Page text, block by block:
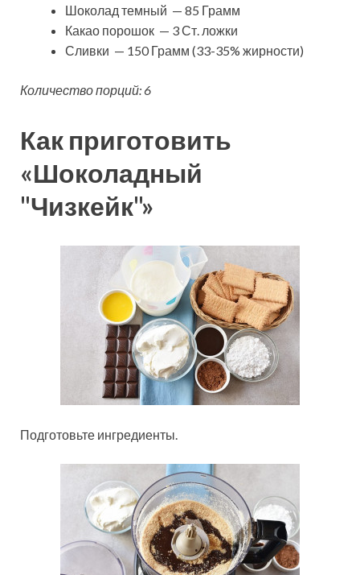
Шоколад темный — 85 Грамм
Какао порошок — 3 Ст. ложки
Сливки — 150 Грамм (33-35% жирности)
Количество порций: 6
Как приготовить
«Шоколадный
"Чизкейк"»
Подготовьте ингредиенты.